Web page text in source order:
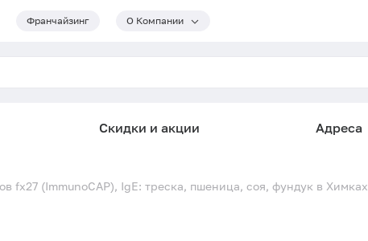
Франчайзинг О Компании
Скидки и акции Адреса
fx27 (ImmunoCAP), IgE: треска, пшеница, соя, фундук в Химках